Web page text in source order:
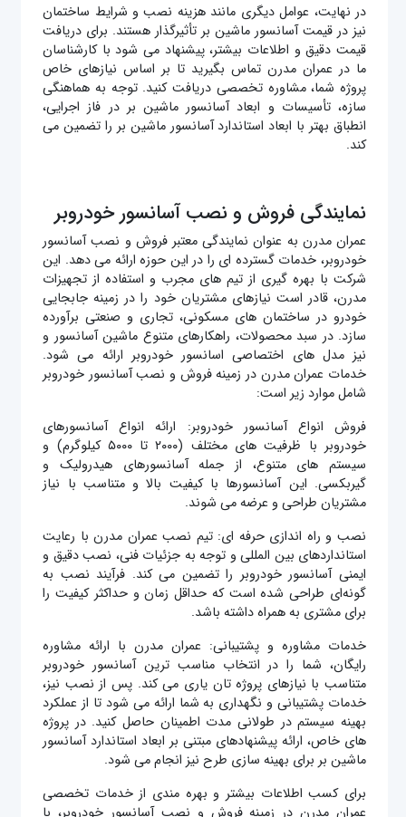
در نهایت، عوامل دیگری مانند هزینه نصب و شرایط ساختمان
نیز در قیمت آسانسور ماشین بر تأثیرگذار هستند. برای دریافت
قیمت دقیق و اطلاعات بیشتر، پیشنهاد می‌ شود با کارشناسان
ما در عمران مدرن تماس بگیرید تا بر اساس نیازهای خاص
پروژه شما، مشاوره تخصصی دریافت کنید. توجه به هماهنگی
سازه، تأسیسات و ابعاد آسانسور ماشین بر در فاز اجرایی،
انطباق بهتر با ابعاد استاندارد آسانسور ماشین بر را تضمین می
کند.
نمایندگی فروش و نصب آسانسور خودروبر
عمران مدرن به‌ عنوان نمایندگی معتبر فروش و نصب آسانسور
خودروبر، خدمات گسترده‌ ای را در این حوزه ارائه می‌ دهد. این
شرکت با بهره‌ گیری از تیم‌ های مجرب و استفاده از تجهیزات
مدرن، قادر است نیازهای مشتریان خود را در زمینه جابجایی
خودرو در ساختمان‌ های مسکونی، تجاری و صنعتی برآورده
سازد. در سبد محصولات، راهکارهای متنوع ماشین آسانسور و
نیز مدل های اختصاصی اسانسور خودروبر ارائه می شود.
خدمات عمران مدرن در زمینه فروش و نصب آسانسور خودروبر
شامل موارد زیر است:
فروش انواع آسانسور خودروبر: ارائه انواع آسانسورهای
خودروبر با ظرفیت‌ های مختلف (۲۰۰۰ تا ۵۰۰۰ کیلوگرم) و
سیستم‌ های متنوع، از جمله آسانسورهای هیدرولیک و
گیربکسی. این آسانسورها با کیفیت بالا و متناسب با نیاز
مشتریان طراحی و عرضه می‌ شوند.
نصب و راه‌ اندازی حرفه‌ ای: تیم نصب عمران مدرن با رعایت
استانداردهای بین‌ المللی و توجه به جزئیات فنی، نصب دقیق و
ایمنی آسانسور خودروبر را تضمین می‌ کند. فرآیند نصب به
گونه‌ای طراحی شده است که حداقل زمان و حداکثر کیفیت را
برای مشتری به همراه داشته باشد.
خدمات مشاوره و پشتیبانی: عمران مدرن با ارائه مشاوره
رایگان، شما را در انتخاب مناسب‌ ترین آسانسور خودروبر
متناسب با نیازهای پروژه‌ تان یاری می‌ کند. پس از نصب نیز،
خدمات پشتیبانی و نگهداری به شما ارائه می‌ شود تا از عملکرد
بهینه سیستم در طولانی‌ مدت اطمینان حاصل کنید. در پروژه
های خاص، ارائه پیشنهادهای مبتنی بر ابعاد استاندارد آسانسور
ماشین بر برای بهینه سازی طرح نیز انجام می شود.
برای کسب اطلاعات بیشتر و بهره‌ مندی از خدمات تخصصی